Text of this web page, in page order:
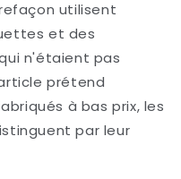
utilisent
et des
n'étaient pas
prétend
à bas prix, les
par leur